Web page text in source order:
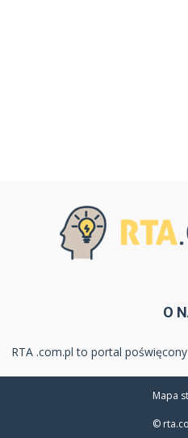
O
RTA .com.pl to portal
Mapa
©